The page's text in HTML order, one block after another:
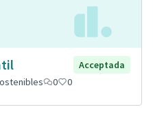
Acceptada
0 0